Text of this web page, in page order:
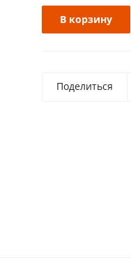
В корзину
Поделиться